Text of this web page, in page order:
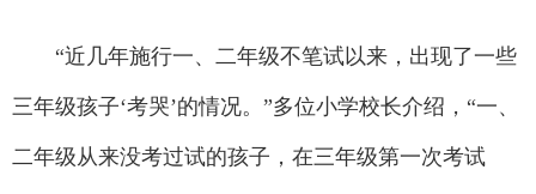
“近几年施行一、二年级不笔试以来，出现了一些
三年级孩子‘考哭’的情况。”多位小学校长介绍，“一、
二年级从来没考过试的孩子，在三年级第一次考试